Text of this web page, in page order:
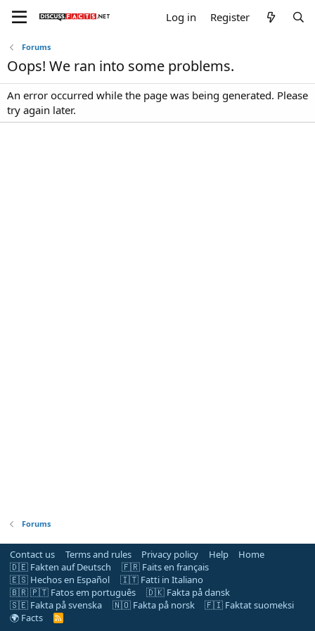
Log in Register
Forums
Oops! We ran into some problems.
An error occurred while the page was being generated. Please
try again later.
Forums
Contact us Terms and rules Privacy policy Help
Home
🇩🇪 Fakten auf Deutsch
🇫🇷 Faits en français
🇪🇸 Hechos en Español
🇮🇹 Fatti in Italiano
🇧🇷 🇵🇹 Fatos em português
🇩🇰 Fakta på dansk
🇸🇪 Fakta på svenska
🇳🇴 Fakta på norsk
🇫🇮 Faktat suomeksi
🌍 Facts
R